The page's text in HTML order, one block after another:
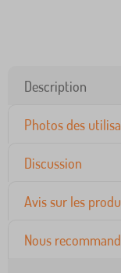
Description
Photos des
Discussion
Avis sur les
Nous